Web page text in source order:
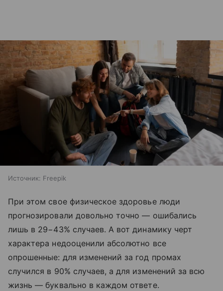
Источник: Freepik
При этом свое физическое здоровье люди
прогнозировали довольно точно — ошибались
лишь в 29−43% случаев. А вот динамику черт
характера недооценили абсолютно все
опрошенные: для изменений за год промах
случился в 90% случаев, а для изменений за всю
жизнь — буквально в каждом ответе.